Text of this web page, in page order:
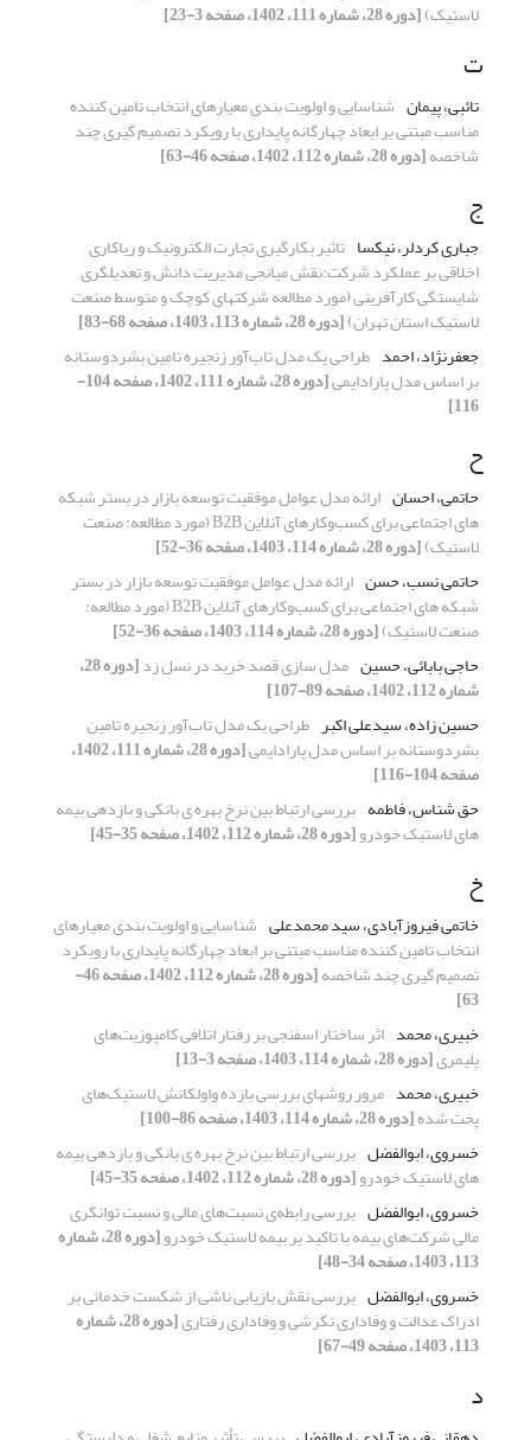
لاستیک)[دوره 28، شماره 111، 1402، صفحه 3-23]
ت
تائبی، پیمان شناسایی و اولویت بندی معیارهای انتخاب تامین کننده
مناسب مبتنی بر ابعاد چهارگانه پایداری با رویکرد تصمیم گیری چند
شاخصه[دوره 28، شماره 112، 1402، صفحه 46-63]
ج
جباری کردلر، نیکسا تاثیر بکارگیری تجارت الکترونیک و ریاکاری
اخلاقی بر عملکرد شرکت:نقش میانجی مدیریت دانش و تعدیلگری
شایستگی کارآفرینی (مورد مطالعه شرکتهای کوچک و متوسط صنعت
لاستیک استان تهران)[دوره 28، شماره 113، 1403، صفحه 68-83]
جعفرنژاد، احمد طراحی یک مدل تاب‌آور زنجیره تامین بشردوستانه
بر اساس مدل پارادایمی [دوره 28، شماره 111، 1402، صفحه 104-
116]
ح
حاتمی، احسان ارائه مدل عوامل موفقیت توسعه بازار در بستر شبکه
های اجتماعی برای کسب‌وکارهای آنلاین B2B (مورد مطالعه: صنعت
لاستیک)[دوره 28، شماره 114، 1403، صفحه 36-52]
حاتمی نسب، حسن ارائه مدل عوامل موفقیت توسعه بازار در بستر
شبکه های اجتماعی برای کسب‌وکارهای آنلاین B2B (مورد مطالعه:
صنعت لاستیک)[دوره 28، شماره 114، 1403، صفحه 36-52]
حاجی بابائی، حسین مدل سازی قصد خرید در نسل زد [دوره 28،
شماره 112، 1402، صفحه 89-107]
حسین زاده، سیدعلی اکبر طراحی یک مدل تاب‌آور زنجیره تامین
بشردوستانه بر اساس مدل پارادایمی [دوره 28، شماره 111، 1402،
صفحه 104-116]
حق شناس، فاطمه بررسی ارتباط بین نرخ بهره ی بانکی و بازدهی بیمه
های لاستیک خودرو[دوره 28، شماره 112، 1402، صفحه 35-45]
خ
خاتمی فیروزآبادی، سید محمدعلی شناسایی و اولویت بندی معیارهای
انتخاب تامین کننده مناسب مبتنی بر ابعاد چهارگانه پایداری با رویکرد
تصمیم گیری چند شاخصه [دوره 28، شماره 112، 1402، صفحه 46-
63]
خبیری، محمد اثر ساختار اسفنجی بر رفتار اتلافی کامپوزیت‌های
پلیمری[دوره 28، شماره 114، 1403، صفحه 3-13]
خبیری، محمد مرور روشهای بررسی بازده واولکانش لاستیک‌های
پخت شده[دوره 28، شماره 114، 1403، صفحه 86-100]
خسروی، ابوالفضل بررسی ارتباط بین نرخ بهره ی بانکی و بازدهی بیمه
های لاستیک خودرو[دوره 28، شماره 112، 1402، صفحه 35-45]
خسروی، ابوالفضل بررسی رابطه‌ی نسبت‌های مالی و نسبت توانگری
مالی شرکت‌های بیمه با تاکید بر بیمه لاستیک خودرو [دوره 28، شماره
113، 1403، صفحه 34-48]
خسروی، ابوالفضل بررسی نقش بازیابی ناشی از شکست خدماتی بر
ادراک عدالت و وفاداری نگرشی و وفاداری رفتاری [دوره 28، شماره
113، 1403، صفحه 49-67]
د